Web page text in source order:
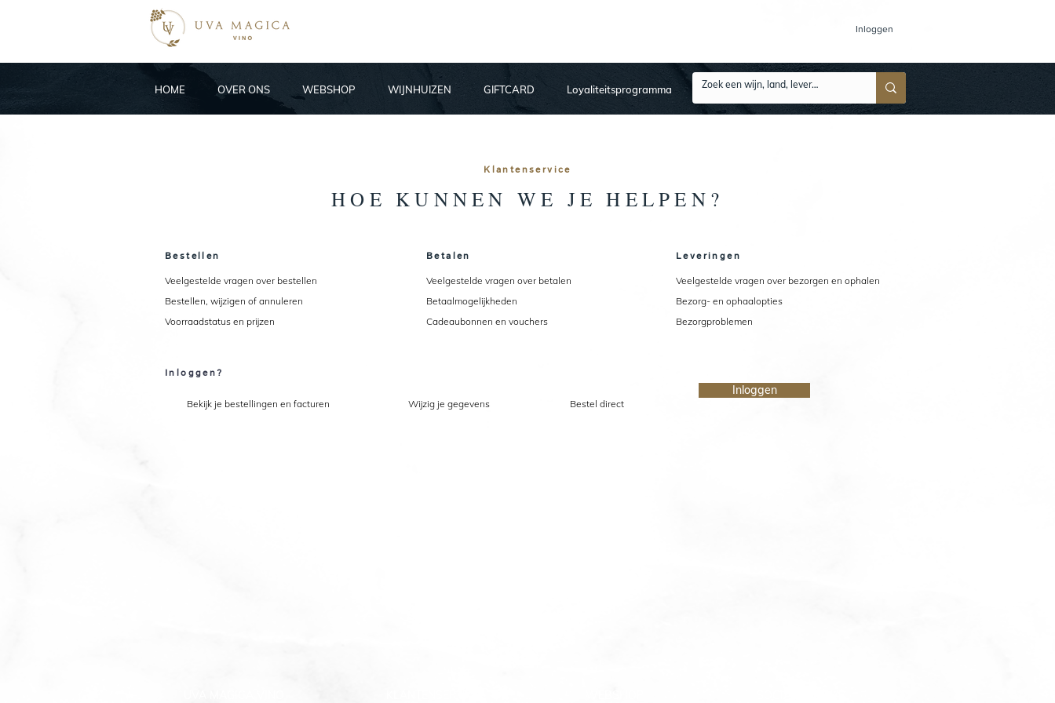
Inloggen
HOME OVER ONS WEBSHOP WIJNHUIZEN GIFTCARD Loyaliteitsprogramma
Klantenservice
HOE KUNNEN WE JE HELPEN?
Bestellen
Veelgestelde vragen over bestellen
Bestellen, wijzigen of annuleren
Voorraadstatus en prijzen
Betalen
Veelgestelde vragen over betalen
Betaalmogelijkheden
Cadeaubonnen en vouchers
Leveringen
Veelgestelde vragen over bezorgen en ophalen
Bezorg- en ophaalopties
Bezorgproblemen
Inloggen?
Bekijk je bestellingen en facturen Wijzig je gegevens Bestel direct
Inloggen